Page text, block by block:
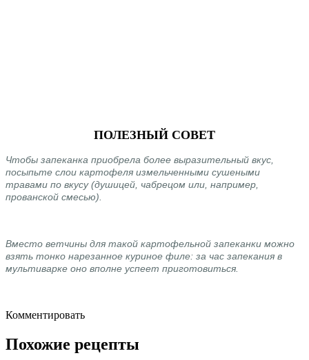
ПОЛЕЗНЫЙ СОВЕТ
Чтобы запеканка приобрела более выразительный вкус,
посыпьте слои картофеля измельченными сушеными
травами по вкусу (душицей, чабрецом или, например,
прованской смесью).
Вместо ветчины для такой картофельной запеканки можно
взять тонко нарезанное куриное филе: за час запекания в
мультиварке оно вполне успеет приготовиться.
Комментировать
Похожие рецепты